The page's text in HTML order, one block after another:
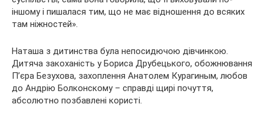
іншому і пишалася тим, що не має відношення до всяких
там ніжностей».
Наташа з дитинства була непосидючою дівчинкою.
Дитяча закоханість у Бориса Друбецького, обожнювання
П’єра Безухова, захоплення Анатолем Курагиным, любов
до Андрію Болконскому – справді щирі почуття,
абсолютно позбавлені користі.